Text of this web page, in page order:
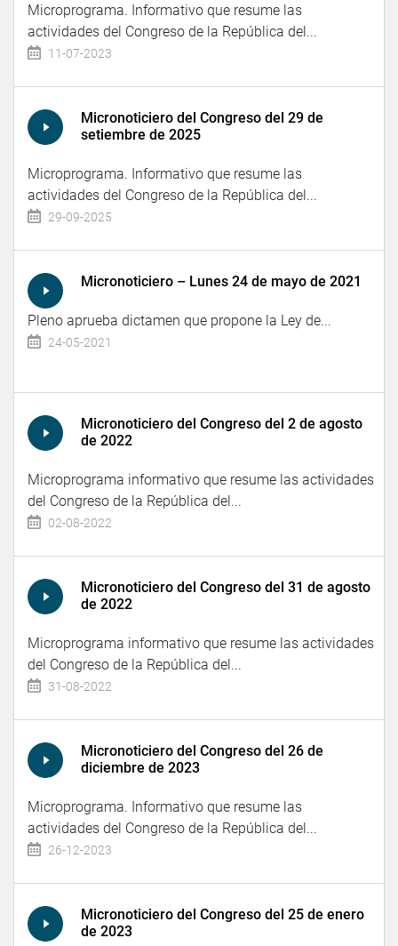
Microprograma. Informativo que resume las
actividades del Congreso de la República del...
11-07-2023
Micronoticiero del Congreso del 29 de
setiembre de 2025
Microprograma. Informativo que resume las
actividades del Congreso de la República del...
29-09-2025
Micronoticiero – Lunes 24 de mayo de 2021
Pleno aprueba dictamen que propone la Ley de...
24-05-2021
Micronoticiero del Congreso del 2 de agosto
de 2022
Microprograma informativo que resume las actividades
del Congreso de la República del...
02-08-2022
Micronoticiero del Congreso del 31 de agosto
de 2022
Microprograma informativo que resume las actividades
del Congreso de la República del...
31-08-2022
Micronoticiero del Congreso del 26 de
diciembre de 2023
Microprograma. Informativo que resume las
actividades del Congreso de la República del...
26-12-2023
Micronoticiero del Congreso del 25 de enero
de 2023